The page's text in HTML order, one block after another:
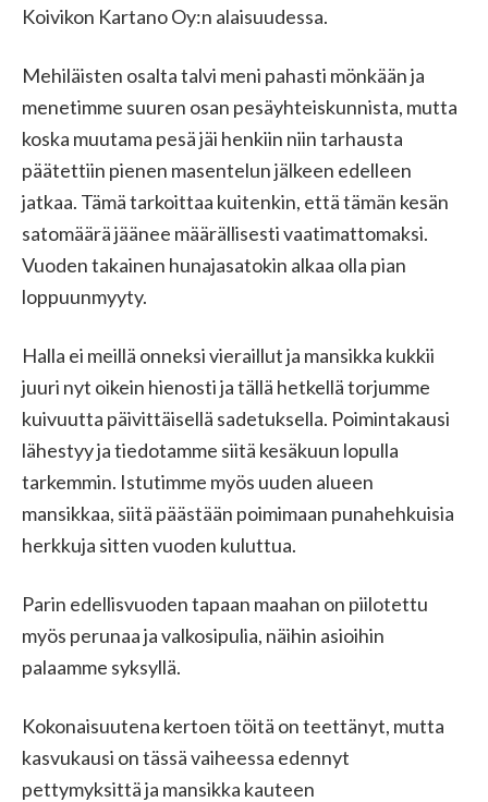
Koivikon Kartano Oy:n alaisuudessa.
Mehiläisten osalta talvi meni pahasti mönkään ja
menetimme suuren osan pesäyhteiskunnista, mutta
koska muutama pesä jäi henkiin niin tarhausta
päätettiin pienen masentelun jälkeen edelleen
jatkaa. Tämä tarkoittaa kuitenkin, että tämän kesän
satomäärä jäänee määrällisesti vaatimattomaksi.
Vuoden takainen hunajasatokin alkaa olla pian
loppuunmyyty.
Halla ei meillä onneksi vieraillut ja mansikka kukkii
juuri nyt oikein hienosti ja tällä hetkellä torjumme
kuivuutta päivittäisellä sadetuksella. Poimintakausi
lähestyy ja tiedotamme siitä kesäkuun lopulla
tarkemmin. Istutimme myös uuden alueen
mansikkaa, siitä päästään poimimaan punahehkuisia
herkkuja sitten vuoden kuluttua.
Parin edellisvuoden tapaan maahan on piilotettu
myös perunaa ja valkosipulia, näihin asioihin
palaamme syksyllä.
Kokonaisuutena kertoen töitä on teettänyt, mutta
kasvukausi on tässä vaiheessa edennyt
pettymyksittä ja mansikka kauteen